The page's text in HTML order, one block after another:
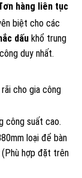
hàng liên tục
biệt cho các
dấu khổ trung
duy nhất.
cho gia công
công suất cao.
loại để bàn
(Phù hợp đặt trên